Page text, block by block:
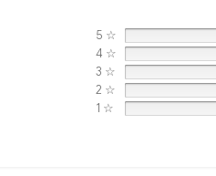
5 ☆
4 ☆
3 ☆
2 ☆
1 ☆